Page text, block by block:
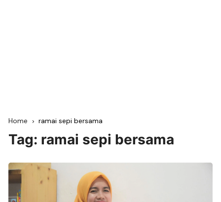
Home ramai sepi bersama
Tag: ramai sepi bersama